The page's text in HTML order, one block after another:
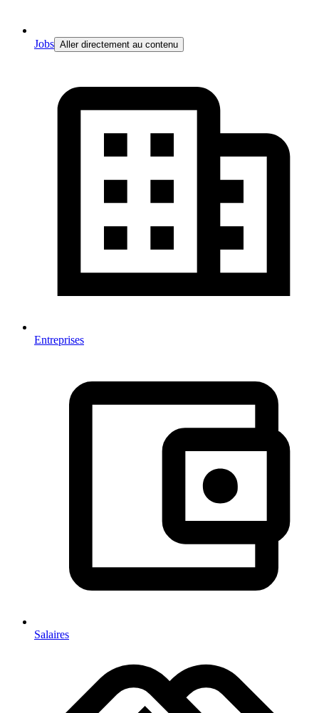
Jobs Aller directement au contenu
Entreprises
Salaires